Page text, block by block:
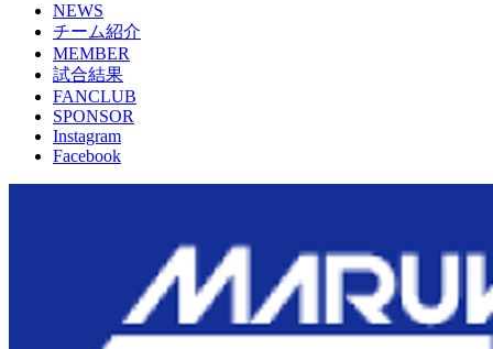
NEWS
チーム紹介
MEMBER
試合結果
FANCLUB
SPONSOR
Instagram
Facebook